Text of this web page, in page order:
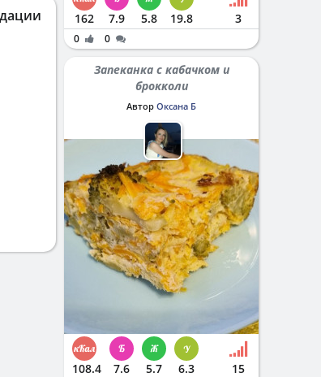
162 7.9 5.8 19.8 3
0 0
Запеканка с кабачком и
брокколи
Автор Оксана Б
108.4 7.6 5.7 6.3 15